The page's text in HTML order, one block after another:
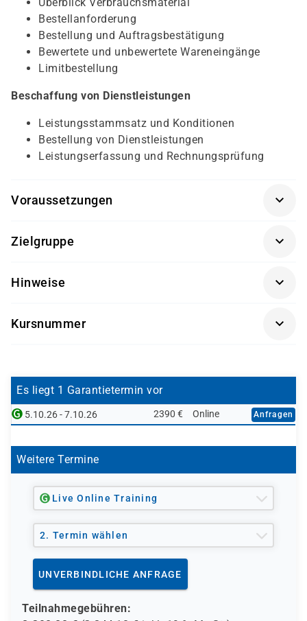
Bestellanforderung
Bestellung und Auftragsbestätigung
Bewertete und unbewertete Wareneingänge
Limitbestellung
Beschaffung von Dienstleistungen
Leistungsstammsatz und Konditionen
Bestellung von Dienstleistungen
Leistungserfassung und Rechnungsprüfung
Voraussetzungen
Zielgruppe
Materialwirtschaft (MM)
Hinweise
Kursnummer
Es liegt 1 Garantietermin vor
5.10.26 - 7.10.26 2390 € Online Anfragen
Weitere Termine
Live Online Training
2. Termin wählen
UNVERBINDLICHE ANFRAGE
Teilnahmegebühren: